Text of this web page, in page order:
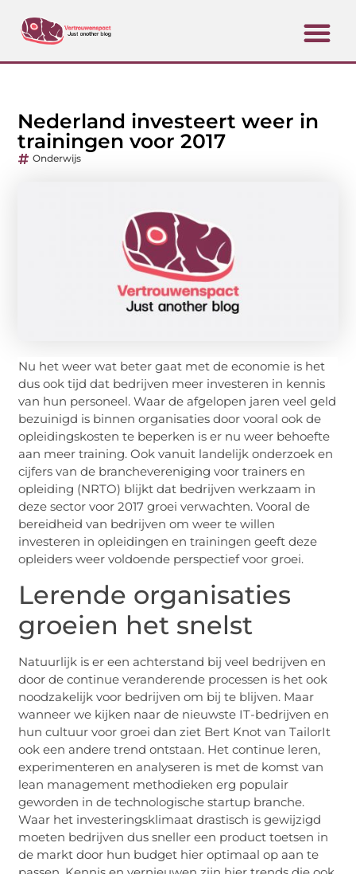
Nederland investeert weer in
trainingen voor 2017
Onderwijs
Nu het weer wat beter gaat met de economie is het
dus ook tijd dat bedrijven meer investeren in kennis
van hun personeel. Waar de afgelopen jaren veel geld
bezuinigd is binnen organisaties door vooral ook de
opleidingskosten te beperken is er nu weer behoefte
aan meer training. Ook vanuit landelijk onderzoek en
cijfers van de branchevereniging voor trainers en
opleiding (NRTO) blijkt dat bedrijven werkzaam in
deze sector voor 2017 groei verwachten. Vooral de
bereidheid van bedrijven om weer te willen
investeren in opleidingen en trainingen geeft deze
opleiders weer voldoende perspectief voor groei.
Lerende organisaties
groeien het snelst
Natuurlijk is er een achterstand bij veel bedrijven en
door de continue veranderende processen is het ook
noodzakelijk voor bedrijven om bij te blijven. Maar
wanneer we kijken naar de nieuwste IT-bedrijven en
hun cultuur voor groei dan ziet Bert Knot van TailorIt
ook een andere trend ontstaan. Het continue leren,
experimenteren en analyseren is met de komst van
lean management methodieken erg populair
geworden in de technologische startup branche.
Waar het investeringsklimaat drastisch is gewijzigd
moeten bedrijven dus sneller een product toetsen in
de markt door hun budget hier optimaal op aan te